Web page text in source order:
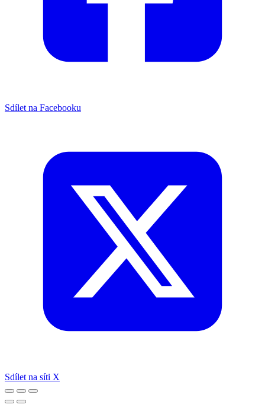
Sdílet na Facebooku
Sdílet na síti X